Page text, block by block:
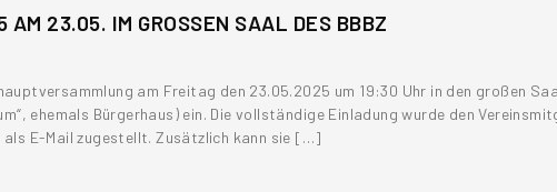
23.05. IM GROSSEN SAAL DES BBBZ
am Freitag den 23.05.2025 um 19:30 Uhr in den großen
ehemals Bürgerhaus) ein. Die vollständige Einladung wurde den
E-Mail zugestellt. Zusätzlich kann sie […]